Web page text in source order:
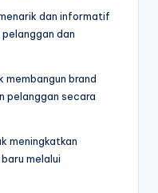
dan informatif
dan
membangun brand
pelanggan secara
meningkatkan
melalui